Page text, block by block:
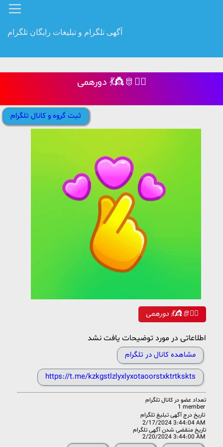
آگهی تلگرام و تبلیغات رایگان تلگرام
دورهمی 💃👸🫅🧚‍♀
ثبت گروه و کانال تلگرام
دورهمی 💃👸🫅🧚‍♀
اطلاعاتی در مورد توضیحات یافت نشد
مشاهده کانال در تلگرام
https://t.me/kzkgstlzlyxlyxotaoorstxktrtkskts
تعداد عضو در کانال تلگرام
1 member
تاریخ درج آگهی تبلیغ تلگرام
2/17/2024 3:44:04 AM
تاریخ منقضی شدن آگهی تلگرام
2/20/2024 3:44:00 AM